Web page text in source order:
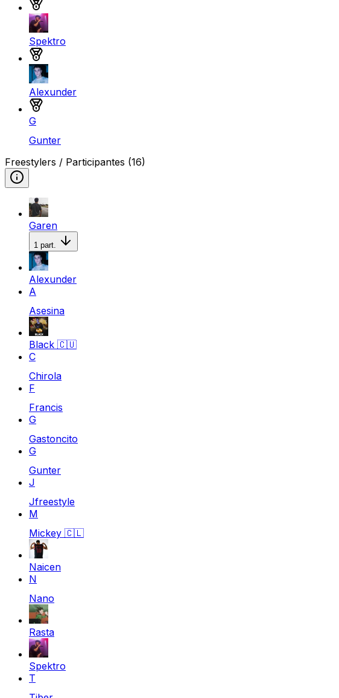
Spektro
Alexunder
G
Gunter
Freestylers / Participantes (16)
Garen
1 part.
Alexunder
A
Asesina
Black 🇨🇺
C
Chirola
F
Francis
G
Gastoncito
G
Gunter
J
Jfreestyle
M
Mickey 🇨🇱
Naicen
N
Nano
Rasta
Spektro
T